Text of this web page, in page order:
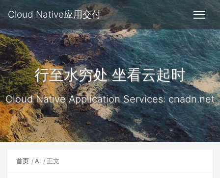
Cloud Native应用交付
行至水穷处 坐看云起时
Cloud Native Application Services: cnadn.net
首页 AI 正文